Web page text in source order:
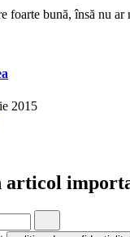
foarte bună, însă nu
2015
articol